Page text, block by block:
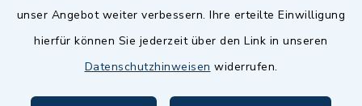
unser Angebot weiter verbessern. Ihre erteilte Einwilligung
hierfür können Sie jederzeit über den Link in unseren
Datenschutzhinweisen widerrufen.
Zenngrund Allianz
Dillenberggruppe